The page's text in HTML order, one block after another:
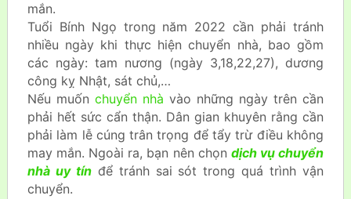
mắn.
Tuổi Bính Ngọ trong năm 2022 cần phải tránh
nhiều ngày khi thực hiện chuyển nhà, bao gồm
các ngày: tam nương (ngày 3,18,22,27), dương
công kỵ Nhật, sát chủ,…
Nếu muốn chuyển nhà vào những ngày trên cần
phải hết sức cẩn thận. Dân gian khuyên rằng cần
phải làm lễ cúng trân trọng để tẩy trừ điều không
may mắn. Ngoài ra, bạn nên chọn dịch vụ chuyển
nhà uy tínđể tránh sai sót trong quá trình vận
chuyển.